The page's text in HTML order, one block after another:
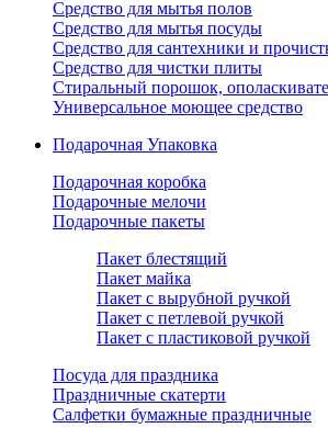
Средство для мытья полов
Средство для мытья посуды
Средство для сантехники и
Средство для чистки плиты
Стиральный порошок,
Универсальное моющее средство
Подарочная Упаковка
Подарочная коробка
Подарочные мелочи
Подарочные пакеты
Пакет блестящий
Пакет майка
Пакет с вырубной ручкой
Пакет с петлевой ручкой
Пакет с пластиковой ручкой
Посуда для праздника
Праздничные скатерти
Салфетки бумажные праздничные